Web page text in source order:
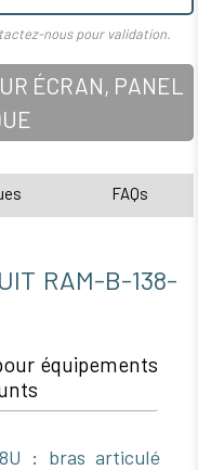
nous pour validation.
ÉCRAN, PANEL
FAQs
RAM-B-138-
équipements
: bras articulé